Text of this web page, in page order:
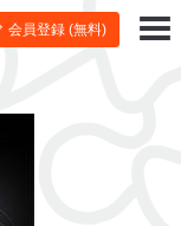
会員登録 (無料)